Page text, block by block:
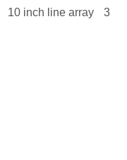
10 inch line array
3